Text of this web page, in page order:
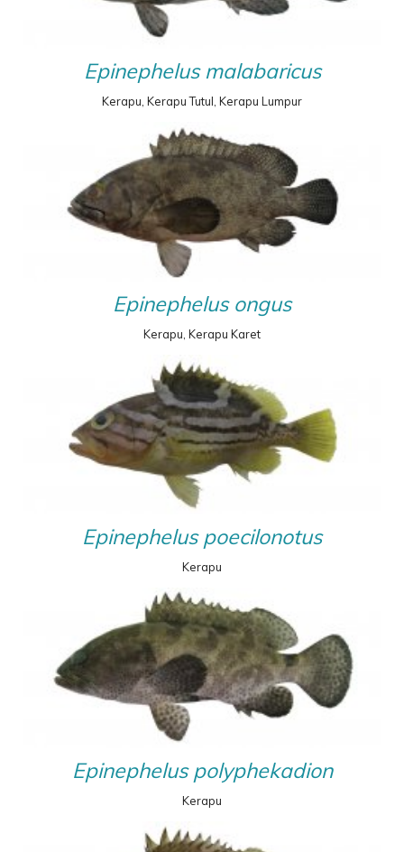
Epinephelus malabaricus
Kerapu, Kerapu Tutul, Kerapu Lumpur
Epinephelus ongus
Kerapu, Kerapu Karet
Epinephelus poecilonotus
Kerapu
Epinephelus polyphekadion
Kerapu